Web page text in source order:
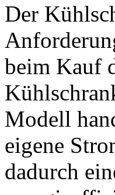
Der
beim Kauf
Modell
eigene
dadurch